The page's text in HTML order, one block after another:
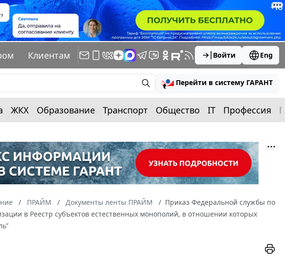
Клиентам Войти Eng
Перейти в систему ГАРАНТ
ЖКХ Образование Транспорт Общество IT Профессия
ПРАЙМ Документы ленты ПРАЙМ
Приказ Федеральной службы по
в Реестр субъектов естественных монополий, в отношении которых